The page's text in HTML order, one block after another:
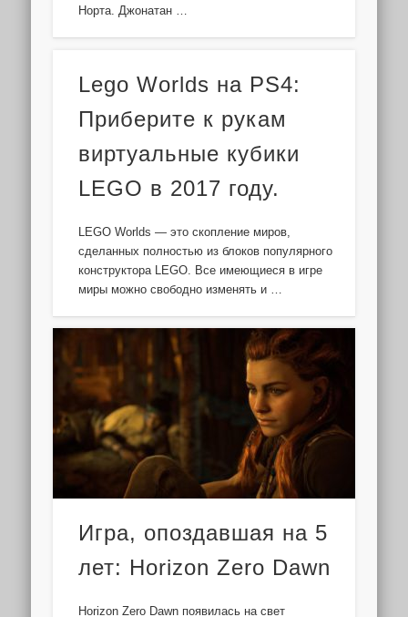
Норта. Джонатан …
Lego Worlds на PS4:
Приберите к рукам
виртуальные кубики
LEGO в 2017 году.
LEGO Worlds — это скопление миров,
сделанных полностью из блоков популярного
конструктора LEGO. Все имеющиеся в игре
миры можно свободно изменять и …
Игра, опоздавшая на 5
лет: Horizon Zero Dawn
Horizon Zero Dawn появилась на свет